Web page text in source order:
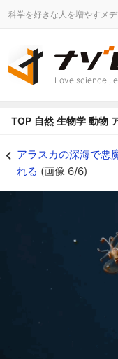
科学を好きな人を増やすメ
Love science ,
TOP 自然 生物学 動物
アラスカの深海で悪
れる (画像 6/6)